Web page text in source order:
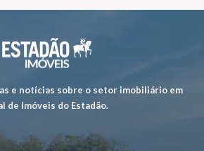
e notícias sobre o setor imobiliário em
de Imóveis do Estadão.